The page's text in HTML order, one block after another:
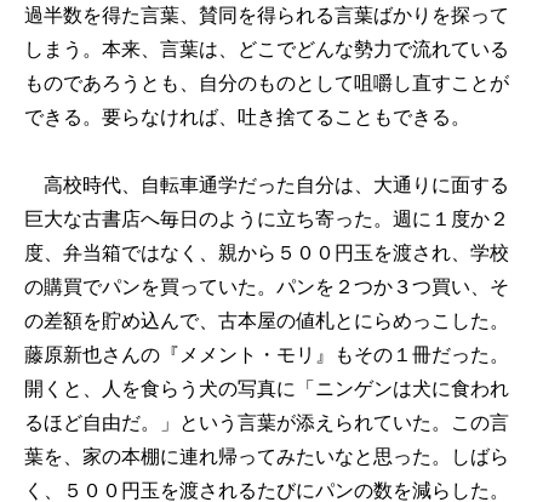
過半数を得た言葉、賛同を得られる言葉ばかりを探って
しまう。本来、言葉は、どこでどんな勢力で流れている
ものであろうとも、自分のものとして咀嚼し直すことが
できる。要らなければ、吐き捨てることもできる。
高校時代、自転車通学だった自分は、大通りに面する
巨大な古書店へ毎日のように立ち寄った。週に１度か２
度、弁当箱ではなく、親から５００円玉を渡され、学校
の購買でパンを買っていた。パンを２つか３つ買い、そ
の差額を貯め込んで、古本屋の値札とにらめっこした。
藤原新也さんの『メメント・モリ』もその１冊だった。
開くと、人を食らう犬の写真に「ニンゲンは犬に食われ
るほど自由だ。」という言葉が添えられていた。この言
葉を、家の本棚に連れ帰ってみたいなと思った。しばら
く、５００円玉を渡されるたびにパンの数を減らした。